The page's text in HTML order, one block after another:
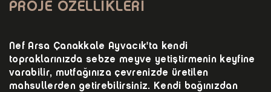
PROJE ÖZELLİKLERİ
Nef Arsa Çanakkale Ayvacık'ta kendi
topraklarınızda sebze meyve yetiştirmenin keyfine
varabilir, mutfağınıza çevrenizde üretilen
mahsullerden getirebilirsiniz. Kendi bağınızdan